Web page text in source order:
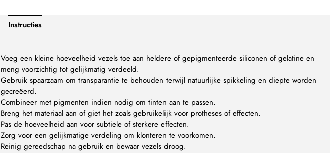
Instructies
Voeg een kleine hoeveelheid vezels toe aan heldere of gepigmenteerde siliconen of gelatine en
meng voorzichtig tot gelijkmatig verdeeld.
Gebruik spaarzaam om transparantie te behouden terwijl natuurlijke spikkeling en diepte worden
gecreëerd.
Combineer met pigmenten indien nodig om tinten aan te passen.
Breng het materiaal aan of giet het zoals gebruikelijk voor protheses of effecten.
Pas de hoeveelheid aan voor subtiele of sterkere effecten.
Zorg voor een gelijkmatige verdeling om klonteren te voorkomen.
Reinig gereedschap na gebruik en bewaar vezels droog.